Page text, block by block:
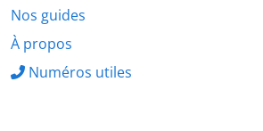
Nos guides
À propos
Numéros utiles